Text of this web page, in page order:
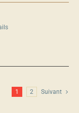
1 2 Suivant